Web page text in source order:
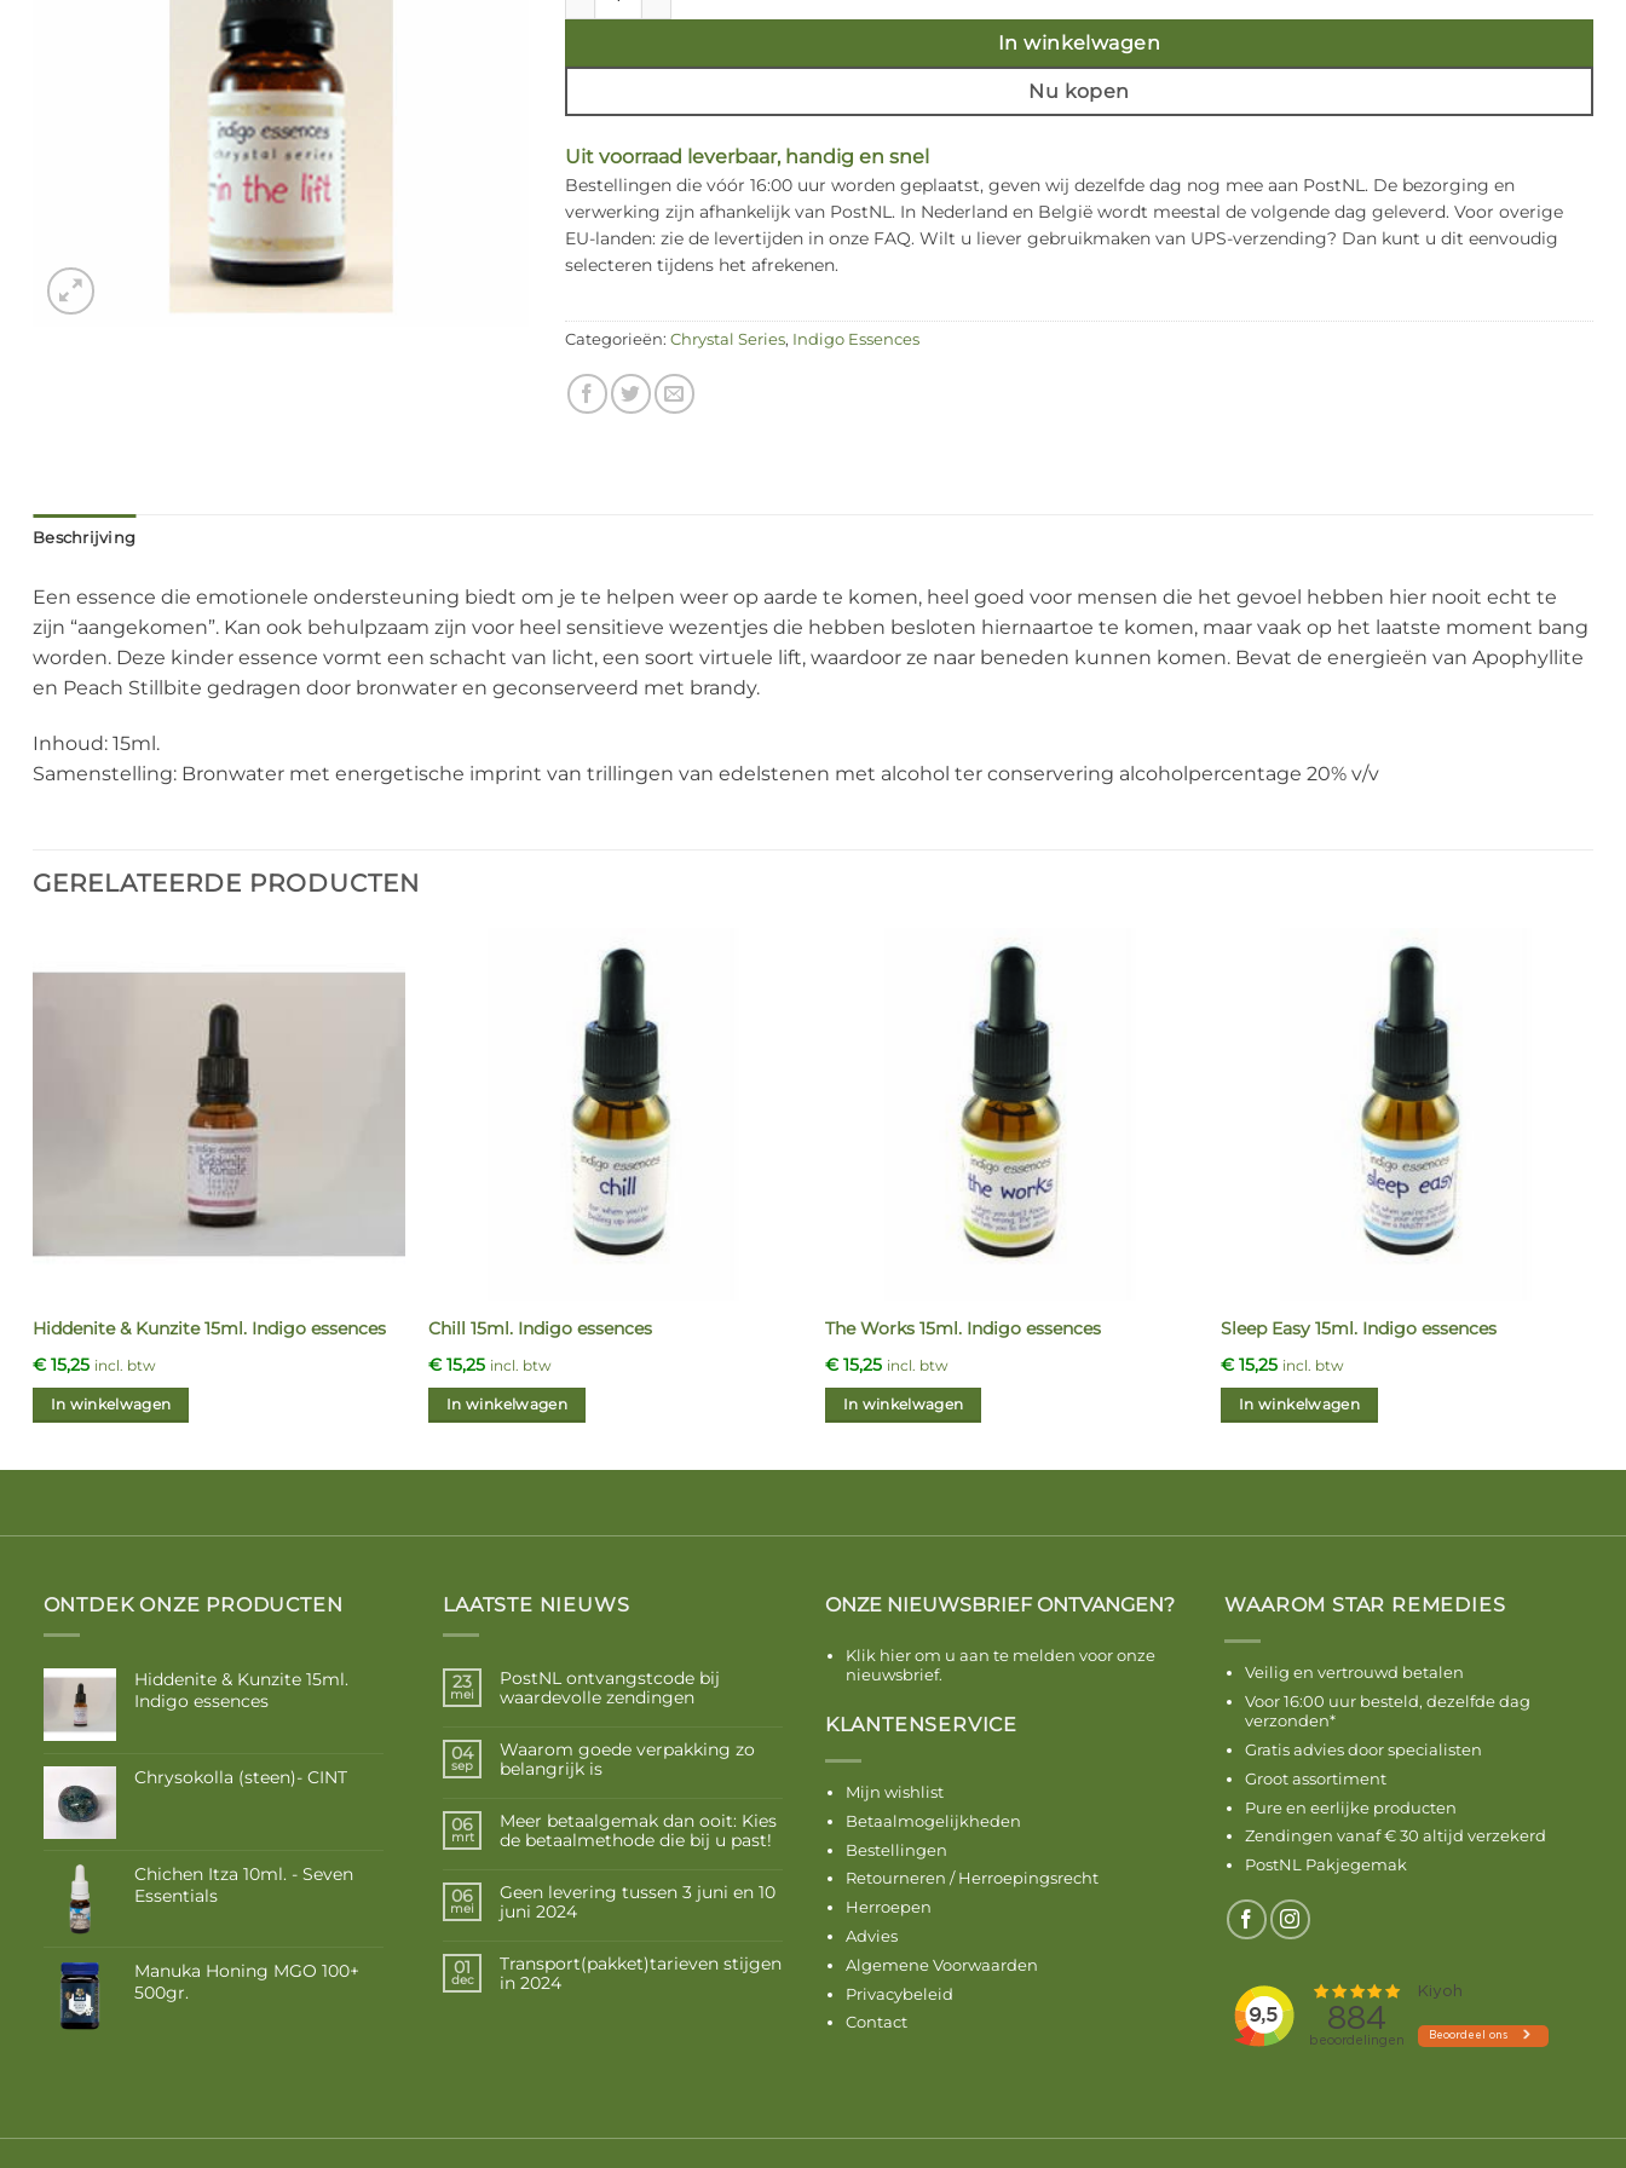
In winkelwagen
Nu kopen
Uit voorraad leverbaar, handig en snel
Bestellingen die vóór 16:00 uur worden geplaatst, geven wij dezelfde dag nog mee aan PostNL. De bezorging en
verwerking zijn afhankelijk van PostNL. In Nederland en België wordt meestal de volgende dag geleverd. Voor overige
EU-landen: zie de levertijden in onze FAQ. Wilt u liever gebruikmaken van UPS-verzending? Dan kunt u dit eenvoudig
selecteren tijdens het afrekenen.
Categorieën: Chrystal Series, Indigo Essences
Beschrijving
Een essence die emotionele ondersteuning biedt om je te helpen weer op aarde te komen, heel goed voor mensen die het gevoel hebben hier nooit echt te
zijn “aangekomen”. Kan ook behulpzaam zijn voor heel sensitieve wezentjes die hebben besloten hiernaartoe te komen, maar vaak op het laatste moment bang
worden. Deze kinder essence vormt een schacht van licht, een soort virtuele lift, waardoor ze naar beneden kunnen komen. Bevat de energieën van Apophyllite
en Peach Stillbite gedragen door bronwater en geconserveerd met brandy.
Inhoud: 15ml.
Samenstelling: Bronwater met energetische imprint van trillingen van edelstenen met alcohol ter conservering alcoholpercentage 20% v/v
GERELATEERDE PRODUCTEN
Hiddenite & Kunzite 15ml. Indigo essences
€15,25 incl. btw
In winkelwagen
Chill 15ml. Indigo essences
€15,25 incl. btw
In winkelwagen
The Works 15ml. Indigo essences
€15,25 incl. btw
In winkelwagen
Sleep Easy 15ml. Indigo essences
€15,25 incl. btw
In winkelwagen
ONTDEK ONZE PRODUCTEN
Hiddenite & Kunzite 15ml.
Indigo essences
Chrysokolla (steen)- CINT
Chichen Itza 10ml. - Seven
Essentials
Manuka Honing MGO 100+
500gr.
LAATSTE NIEUWS
23
mei
PostNL ontvangstcode bij
waardevolle zendingen
04
sep
Waarom goede verpakking zo
belangrijk is
06
mrt
Meer betaalgemak dan ooit: Kies
de betaalmethode die bij u past!
06
mei
Geen levering tussen 3 juni en 10
juni 2024
01
dec
Transport(pakket)tarieven stijgen
in 2024
ONZE NIEUWSBRIEF ONTVANGEN?
Klik hier om u aan te melden voor onze
nieuwsbrief.
KLANTENSERVICE
Mijn wishlist
Betaalmogelijkheden
Bestellingen
Retourneren / Herroepingsrecht
Herroepen
Advies
Algemene Voorwaarden
Privacybeleid
Contact
WAAROM STAR REMEDIES
Veilig en vertrouwd betalen
Voor 16:00 uur besteld, dezelfde dag
verzonden*
Gratis advies door specialisten
Groot assortiment
Pure en eerlijke producten
Zendingen vanaf € 30 altijd verzekerd
PostNL Pakjegemak